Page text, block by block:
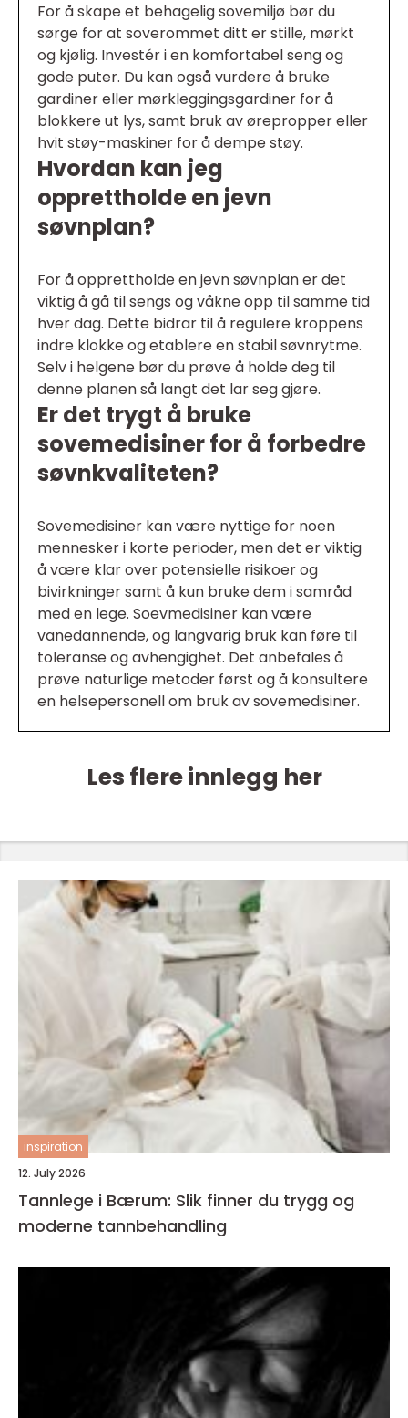
For å skape et behagelig sovemiljø bør du
sørge for at soverommet ditt er stille, mørkt
og kjølig. Investér i en komfortabel seng og
gode puter. Du kan også vurdere å bruke
gardiner eller mørkleggingsgardiner for å
blokkere ut lys, samt bruk av ørepropper eller
hvit støy-maskiner for å dempe støy.
Hvordan kan jeg
opprettholde en jevn
søvnplan?
For å opprettholde en jevn søvnplan er det
viktig å gå til sengs og våkne opp til samme tid
hver dag. Dette bidrar til å regulere kroppens
indre klokke og etablere en stabil søvnrytme.
Selv i helgene bør du prøve å holde deg til
denne planen så langt det lar seg gjøre.
Er det trygt å bruke
sovemedisiner for å forbedre
søvnkvaliteten?
Sovemedisiner kan være nyttige for noen
mennesker i korte perioder, men det er viktig
å være klar over potensielle risikoer og
bivirkninger samt å kun bruke dem i samråd
med en lege. Soevmedisiner kan være
vanedannende, og langvarig bruk kan føre til
toleranse og avhengighet. Det anbefales å
prøve naturlige metoder først og å konsultere
en helsepersonell om bruk av sovemedisiner.
Les flere innlegg her
inspiration
12. July 2026
Tannlege i Bærum: Slik finner du trygg og
moderne tannbehandling